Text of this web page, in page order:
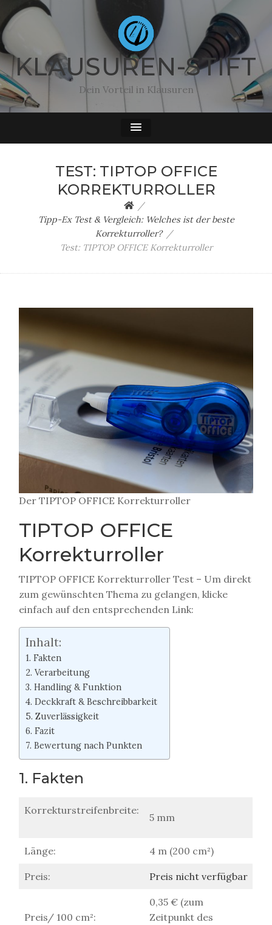
KLAUSUREN-STIFT
Dein Vorteil in Klausuren
TEST: TIPTOP OFFICE
KORREKTURROLLER
Tipp-Ex Test & Vergleich: Welches ist der beste
Korrekturroller?
Test: TIPTOP OFFICE Korrekturroller
Der TIPTOP OFFICE Korrekturroller
TIPTOP OFFICE
Korrekturroller
TIPTOP OFFICE Korrekturroller Test – Um direkt
zum gewünschten Thema zu gelangen, klicke
einfach auf den entsprechenden Link:
Inhalt:
1. Fakten
2. Verarbeitung
3. Handling & Funktion
4. Deckkraft & Beschreibbarkeit
5. Zuverlässigkeit
6. Fazit
7. Bewertung nach Punkten
1. Fakten
Korrekturstreifenbreite:
5 mm
Länge: 4 m (200 cm²)
Preis: Preis nicht verfügbar
Preis/ 100 cm²:
0,35 € (zum
Zeitpunkt des